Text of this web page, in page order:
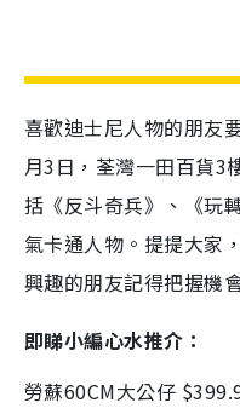
喜歡迪士尼人物的朋友
月3日，荃灣一田百貨3
括《反斗奇兵》、《玩
氣卡通人物。提提大家
興趣的朋友記得把握機
即睇小編心水推介：
勞蘇60CM大公仔